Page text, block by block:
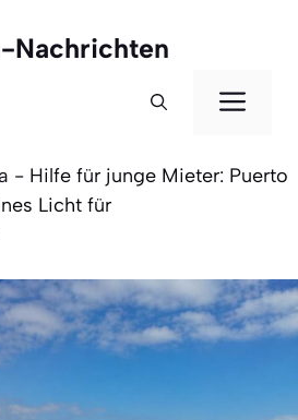
Nachrichten
- Hilfe für junge Mieter: Puerto
Licht für